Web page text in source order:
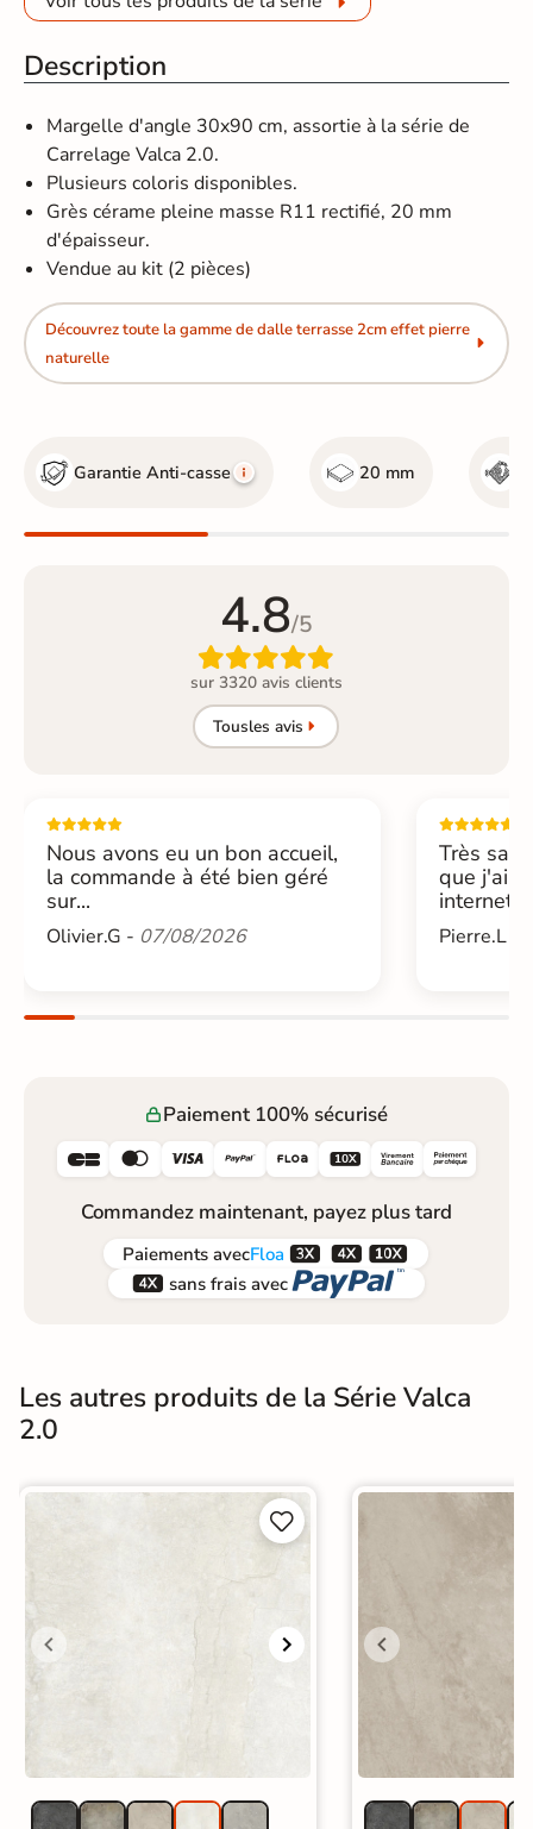
Description
Margelle d'angle 30x90 cm, assortie à la série de
Carrelage Valca 2.0.
Plusieurs coloris disponibles.
Grès cérame pleine masse R11 rectifié, 20 mm
d'épaisseur.
Vendue au kit (2 pièces)
Découvrez toute la gamme de dalle terrasse 2cm effet pierre
naturelle
Garantie Anti-casse 20 mm
4.8/5

sur 3320 avis clients
Tousles avis
Nous avons eu un bon accueil,
la commande à été bien géré
sur...
Olivier.G - 07/08/2026
Très
que j'ai
internet....
Pierre.L -
Paiement 100% sécurisé
     
Commandez maintenant, payez plus tard
Paiements avecFloa  
 sans frais avec 
Les autres produits de la Série Valca
2.0

